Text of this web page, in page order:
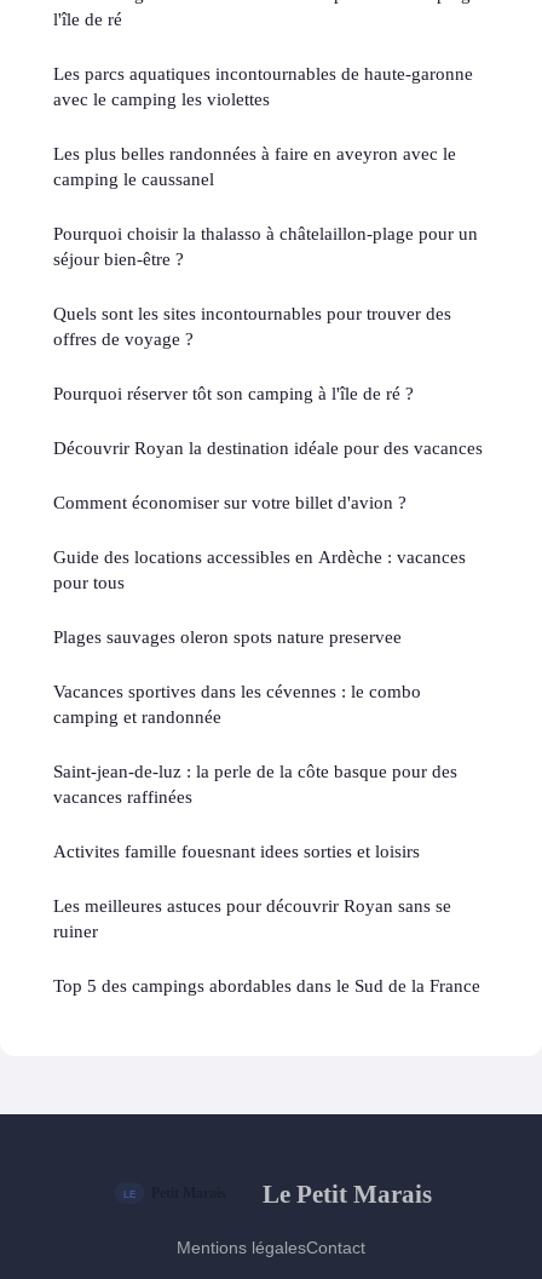
l'île de ré
Les parcs aquatiques incontournables de haute-garonne
avec le camping les violettes
Les plus belles randonnées à faire en aveyron avec le
camping le caussanel
Pourquoi choisir la thalasso à châtelaillon-plage pour un
séjour bien-être ?
Quels sont les sites incontournables pour trouver des
offres de voyage ?
Pourquoi réserver tôt son camping à l'île de ré ?
Découvrir Royan la destination idéale pour des vacances
Comment économiser sur votre billet d'avion ?
Guide des locations accessibles en Ardèche : vacances
pour tous
Plages sauvages oleron spots nature preservee
Vacances sportives dans les cévennes : le combo
camping et randonnée
Saint-jean-de-luz : la perle de la côte basque pour des
vacances raffinées
Activites famille fouesnant idees sorties et loisirs
Les meilleures astuces pour découvrir Royan sans se
ruiner
Top 5 des campings abordables dans le Sud de la France
Le Petit Marais
Mentions légalesContact